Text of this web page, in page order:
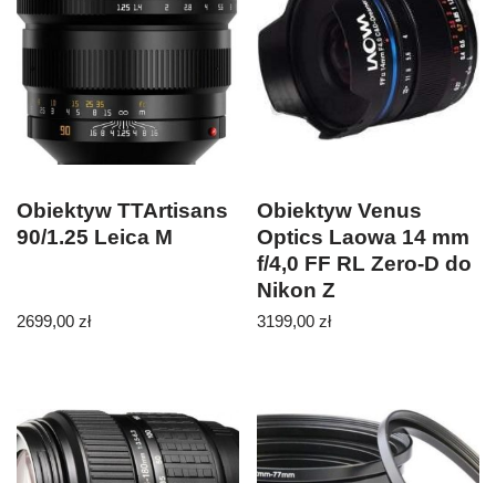
Obiektyw TTArtisans
90/1.25 Leica M
2699,00 zł
Obiektyw Venus
Optics Laowa 14 mm
f/4,0 FF RL Zero-D do
Nikon Z
3199,00zł